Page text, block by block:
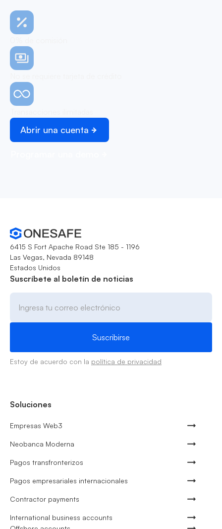
Abrir una cuenta
6415 S Fort Apache Road Ste 185 - 1196
Las Vegas, Nevada 89148
Estados Unidos
Suscríbete al boletín de noticias
Estoy de acuerdo con la política de privacidad
Soluciones
Empresas Web3
Neobanca Moderna
Pagos transfronterizos
Pagos empresariales internacionales
Contractor payments
International business accounts